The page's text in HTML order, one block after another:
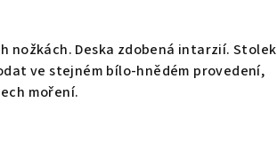
nožkách. Deska zdobená intarzií. Stolek
ve stejném bílo-hnědém provedení,
moření.